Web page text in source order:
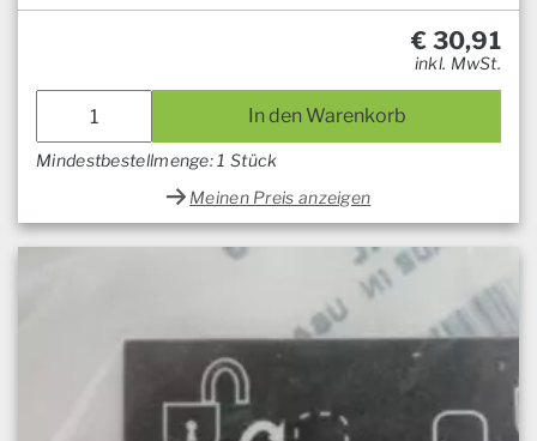
€ 30,91
inkl. MwSt.
In den Warenkorb
Mindestbestellmenge: 1 Stück
Meinen Preis anzeigen